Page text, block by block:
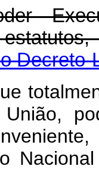
Decreto-